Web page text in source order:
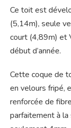
Ce toit est
(5,14m), seule
court (4,89m) et
début d’année.
Cette coque de
en velours fripé,
renforcée de
parfaitement à